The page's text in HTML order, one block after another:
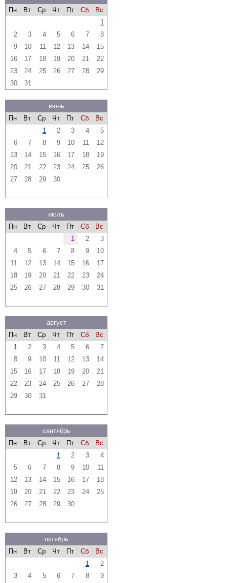
Пн
Вт Ср Чт Пт Сб
Вс
1
2
3 4 5 6 7
8
9
10 11 12 13 14
15
16
17 18 19 20 21
22
23
24 25 26 27 28
29
30
31
июнь
Пн
Вт Ср Чт Пт Сб
Вс
1
2 3 4
5
6
7 8 9 10 11
12
13
14 15 16 17 18
19
20
21 22 23 24 25
26
27
28 29 30
июль
Пн
Вт Ср Чт Пт Сб
Вс
1
2
3
4
5 6 7 8 9
10
11
12 13 14 15 16
17
18
19 20 21 22 23
24
25
26 27 28 29 30 31
август
Пн
Вт Ср Чт Пт Сб
Вс
1
2 3 4 5 6
7
8
9 10 11 12 13
14
15
16 17 18 19 20
21
22
23 24 25 26 27
28
29
30 31
сентябрь
Пн
Вт Ср Чт Пт Сб
Вс
1
2 3
4
5
6 7 8 9 10
11
12
13 14 15 16 17
18
19
20 21 22 23 24
25
26
27 28 29 30
октябрь
Пн
Вт Ср Чт Пт Сб
Вс
1
2
3
4 5 6 7 8
9